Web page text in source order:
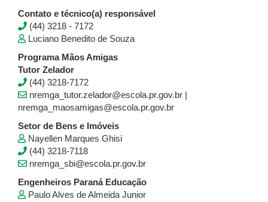
Contato e técnico(a) responsável
(44) 3218 - 7172
Luciano Benedito de Souza
Programa Mãos Amigas
Tutor Zelador
(44) 3218-7172
nremga_tutor.zelador@escola.pr.gov.br |
nremga_maosamigas@escola.pr.gov.br
Setor de Bens e Imóveis
Nayellen Marques Ghisi
(44) 3218-7118
nremga_sbi@escola.pr.gov.br
Engenheiros Paraná Educação
Paulo Alves de Almeida Junior